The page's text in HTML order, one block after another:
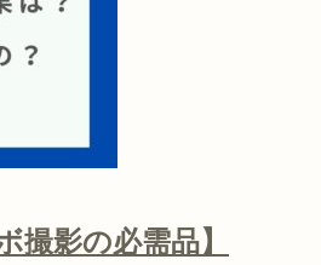
影の必需品】